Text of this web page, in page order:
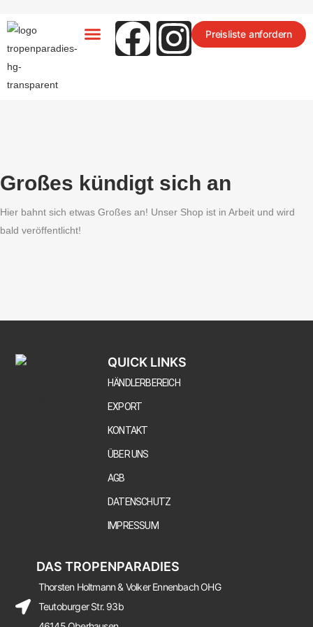
Preisliste anfordern
Großes kündigt sich an
Hier bahnt sich etwas Großes an! Unser Shop ist in Arbeit und wird
bald veröffentlicht!
QUICK LINKS
HÄNDLERBEREICH
EXPORT
KONTAKT
ÜBER UNS
AGB
DATENSCHUTZ
IMPRESSUM
DAS TROPENPARADIES
Thorsten Holtmann & Volker Ennenbach OHG
Teutoburger Str. 93b